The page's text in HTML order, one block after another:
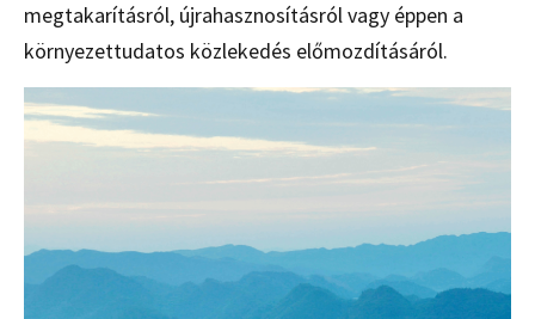
megtakarításról, újrahasznosításról vagy éppen a
környezettudatos közlekedés előmozdításáról.